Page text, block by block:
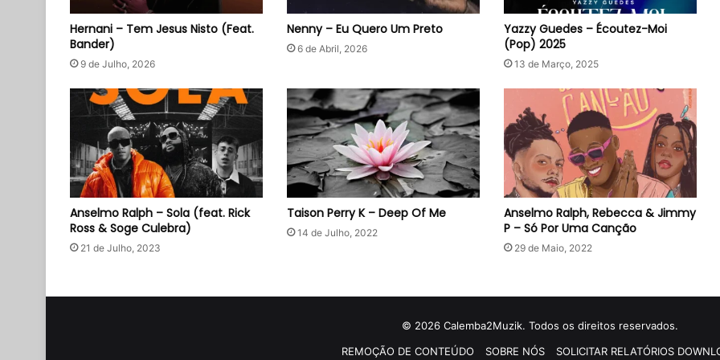
Hernani – Tem Jesus Nisto (Feat.
Bander)
9 de Julho, 2026
Nenny – Eu Quero Um Preto
6 de Abril, 2026
Yazzy Guedes – Écoutez-Moi
(Pop) 2025
13 de Março, 2025
Anselmo Ralph – Sola (feat. Rick
Ross & Soge Culebra)
21 de Julho, 2023
Taison Perry K – Deep Of Me
14 de Julho, 2022
Anselmo Ralph, Rebecca & Jimmy
P – Só Por Uma Canção
29 de Maio, 2022
© 2026 Calemba2Muzik. Todos os direitos reservados.
REMOÇÃO DE CONTEÚDO
SOBRE NÓS SOLICITAR RELATÓRIOS